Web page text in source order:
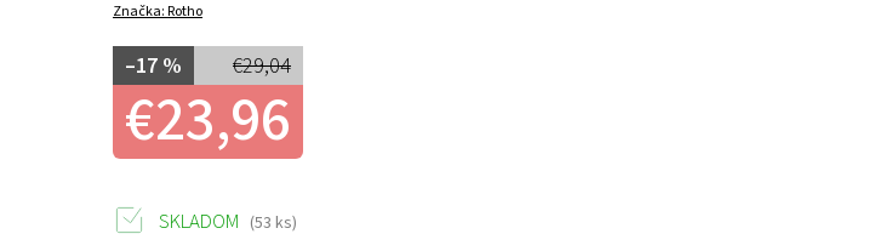
Značka:Rotho
€29,04
–17 %
€23,96
SKLADOM (53 ks)